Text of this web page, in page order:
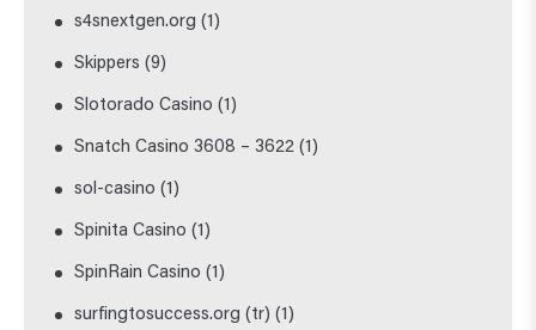
s4snextgen.org (1)
Skippers (9)
Slotorado Casino (1)
Snatch Casino 3608 – 3622 (1)
sol-casino (1)
Spinita Casino (1)
SpinRain Casino (1)
surfingtosuccess.org (tr) (1)